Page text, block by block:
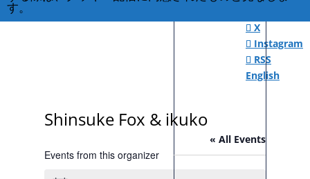
X
Instagram
RSS
English
Shinsuke Fox & ikuko
« All Events
Events from this organizer
す。